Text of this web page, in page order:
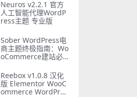
Neuros v2.2.1 官方
人工智能代理WordP
ress主题 专业版
Sober WordPress电
商主题终极指南：Wo
oCommerce建站必
Reebox v1.0.8 汉化
版 Elementor WooC
ommerce WordPres